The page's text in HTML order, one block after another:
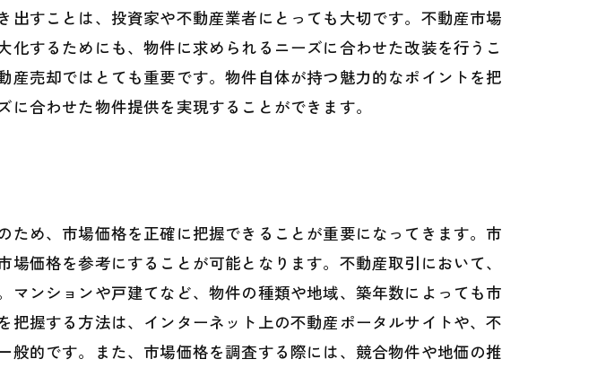
すことは、投資家や不動産業者にとっても大切です。不動産市場
するためにも、物件に求められるニーズに合わせた改装を行うこ
売却ではとても重要です。物件自体が持つ魅力的なポイントを把
合わせた物件提供を実現することができます。
め、市場価格を正確に把握できることが重要になってきます。市
価格を参考にすることが可能となります。不動産取引において、
ンションや戸建てなど、物件の種類や地域、築年数によっても市
握する方法は、インターネット上の不動産ポータルサイトや、不
的です。また、市場価格を調査する際には、競合物件や地価の推